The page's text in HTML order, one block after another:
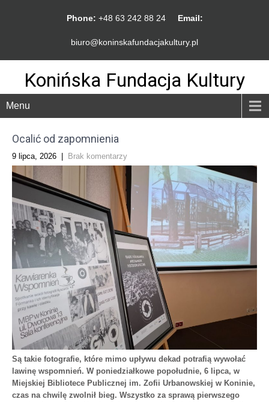
Phone: +48 63 242 88 24 Email:
biuro@koninskafundacjakultury.pl
Konińska Fundacja Kultury
Menu
Ocalić od zapomnienia
9 lipca, 2026 Brak komentarzy
Są takie fotografie, które mimo upływu dekad potrafią wywołać
lawinę wspomnień. W poniedziałkowe popołudnie, 6 lipca, w
Miejskiej Bibliotece Publicznej im. Zofii Urbanowskiej w Koninie,
czas na chwilę zwolnił bieg. Wszystko za sprawą pierwszego